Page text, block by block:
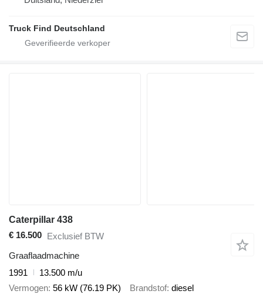
Truck Find Deutschland
Caterpillar 438
€ 16.500 Exclusief BTW
Graaflaadmachine
1991
13.500 m/u
Vermogen 56 kW (76.19 PK) Brandstof diesel